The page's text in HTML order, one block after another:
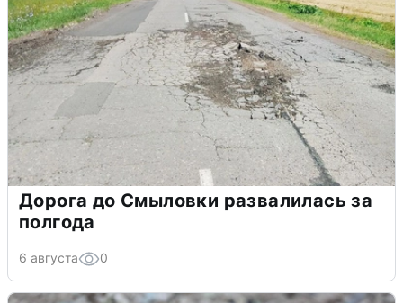
Дорога до Смыловки развалилась за
полгода
6 августа 0